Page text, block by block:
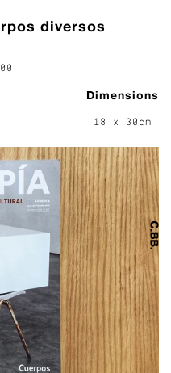
diversos
Dimensions
18 x 30cm